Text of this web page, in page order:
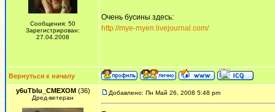
Сообщения: 50
Зарегистрирован:
27.04.2008
Очень бусины здесь:
http://mye-myen.livejournal.com/
Вернуться к началу
y6uTbIu_CMEXOM(36)
Дред-ветеран
Добавлено: Пн Май 26, 2008 5:48 pm